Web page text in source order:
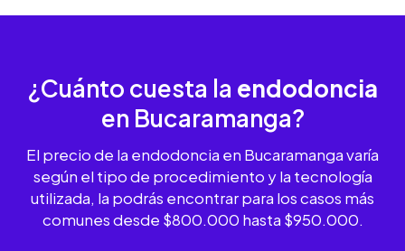
¿Cuánto cuesta la endodoncia
en Bucaramanga?
El precio de la endodoncia en Bucaramanga varía
según el tipo de procedimiento y la tecnología
utilizada, la podrás encontrar para los casos más
comunes desde $800.000 hasta $950.000.